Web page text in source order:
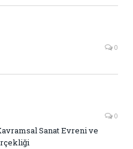
0
0
Sanat Evreni ve